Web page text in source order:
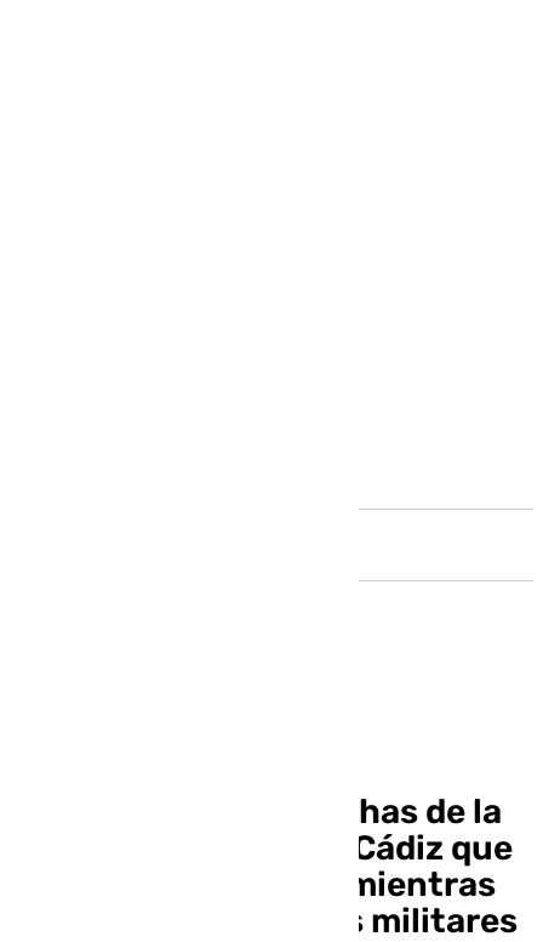
Encuentran tres lanchas de la
Armada Española en Cádiz que
habían sido robadas mientras
realizaban maniobras militares